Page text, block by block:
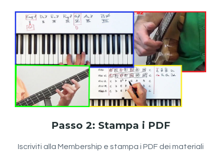
Passo 2: Stampa i PDF
Iscriviti alla Membership e stampa i PDF dei materiali